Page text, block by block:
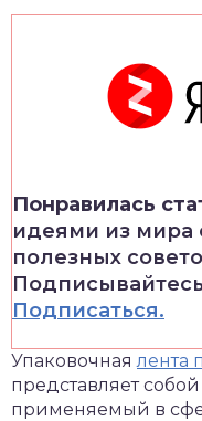
Понравилась
идеями из мира
полезных
Подписаться.
Упаковочнаялента
представляет
применяемый в